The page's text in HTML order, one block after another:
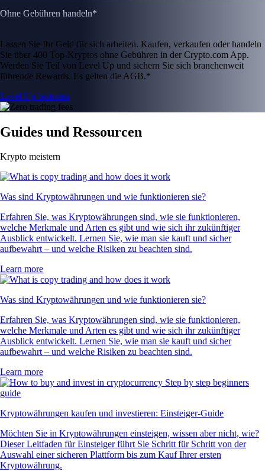
Ohne Gebühren handeln*
Lassen Sie Ihr Geld für sich arbeiten. Kaufen, verkaufen oder handeln
Sie über 400 Top-Kryptos ohne Gebühren in der Crypto.com App.
Werden Sie Teil von Level Up und sichern Sie sich branchenweit
führende Rewards. Es gelten die AGB.*
Level Up beitreten
Guides und Ressourcen
Krypto meistern
Was sind Kryptowährungen und wie funktionieren sie?
Erfahren Sie, was Kryptowährungen sind, wie sie funktionieren,
welche Merkmale und Arten es gibt und wie sich ihr zukünftiger
Ausblick entwickelt. Lernen Sie, wie man sie kauft und sicher
aufbewahrt – und welche Risiken zu beachten sind.
Learn more
Was sind Kryptowährungen und wie funktionieren sie?
Erfahren Sie, was Kryptowährungen sind, wie sie funktionieren,
welche Merkmale und Arten es gibt und wie sich ihr zukünftiger
Ausblick entwickelt. Lernen Sie, wie man sie kauft und sicher
aufbewahrt – und welche Risiken zu beachten sind.
Learn more
Kryptowährungen kaufen und investieren: Einsteiger-Guide
Möchten Sie in Kryptowährungen einsteigen, wissen aber nicht, wie?
Dieser Leitfaden für Einsteiger führt Sie Schritt für Schritt von der
Auswahl einer sicheren Plattform bis zum Kauf Ihrer ersten
Kryptowährung.